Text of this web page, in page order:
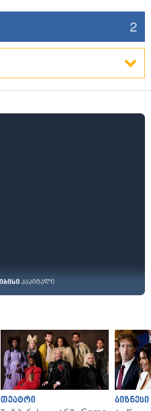
2
თეატრი ბიზნესი